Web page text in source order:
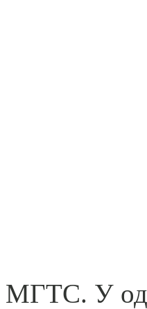
МГТС. У